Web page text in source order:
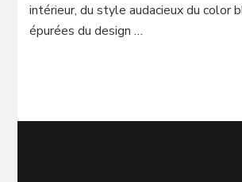
intérieur, du style audacieux du color
épurées du design …